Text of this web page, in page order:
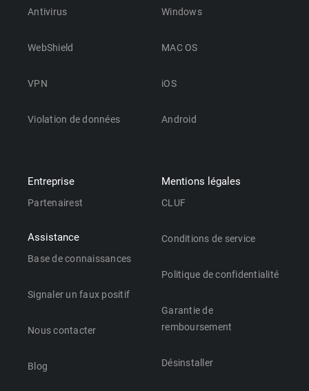
Antivirus
WebShield
VPN
Violation de données
Windows
MAC OS
iOS
Android
Entreprise
Partenairest
Assistance
Base de connaissances
Signaler un faux positif
Nous contacter
Blog
Mentions légales
CLUF
Conditions de service
Politique de confidentialité
Garantie de
remboursement
Désinstaller